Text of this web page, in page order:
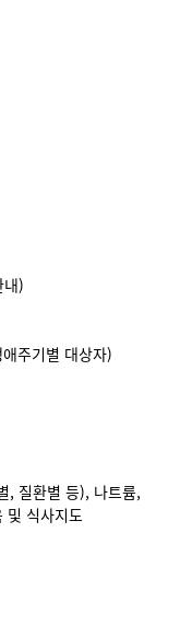
내)
주기별 대상자)
, 질환별 등), 나트륨,
및 식사지도